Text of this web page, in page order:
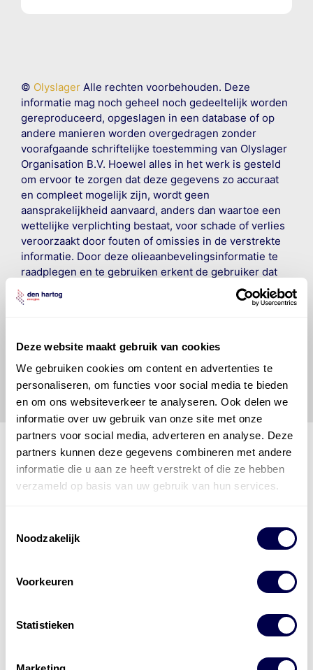
Deze website maakt gebruik van cookies
We gebruiken cookies om content en advertenties te
personaliseren, om functies voor social media te bieden
en om ons websiteverkeer te analyseren. Ook delen we
informatie over uw gebruik van onze site met onze
partners voor social media, adverteren en analyse. Deze
partners kunnen deze gegevens combineren met andere
informatie die u aan ze heeft verstrekt of die ze hebben
verzameld op basis van uw gebruik van hun services.
Noodzakelijk
Voorkeuren
Statistieken
© OlyslagerAlle rechten voorbehouden. Deze
informatie mag noch geheel noch gedeeltelijk worden
gereproduceerd, opgeslagen in een database of op
andere manieren worden overgedragen zonder
voorafgaande schriftelijke toestemming van Olyslager
Organisation B.V. Hoewel alles in het werk is gesteld
om ervoor te zorgen dat deze gegevens zo accuraat
en compleet mogelijk zijn, wordt geen
aansprakelijkheid aanvaard, anders dan waartoe een
wettelijke verplichting bestaat, voor schade of verlies
veroorzaakt door fouten of omissies in de verstrekte
informatie. Door deze olieaanbevelingsinformatie te
raadplegen en te gebruiken erkent de gebruiker dat
hij/zij de ervaring, de kennis en het vermogen heeft
om de vereiste onderhoudswerkzaamheden op een
Energiesvoor enig verlies, letsel, claim en schade
veroorzaakt door een onjuiste interpretatie of een
onjuist gebruik van de gepubliceerde gegevens.
Den Hartog Energies